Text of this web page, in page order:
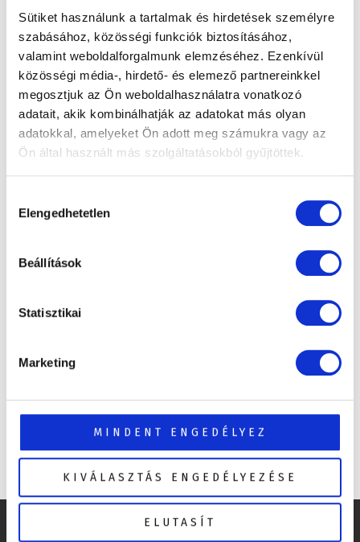
Sütiket használunk a tartalmak és hirdetések személyre
szabásához, közösségi funkciók biztosításához,
valamint weboldalforgalmunk elemzéséhez. Ezenkívül
közösségi média-, hirdető- és elemező partnereinkkel
megosztjuk az Ön weboldalhasználatra vonatkozó
adatait, akik kombinálhatják az adatokat más olyan
adatokkal, amelyeket Ön adott meg számukra vagy az
Ön által használt más szolgáltatásokból gyűjtöttek.
kiválasztása
Elengedhetetlen
Beállítások
Statisztikai
Marketing
MINDENT ENGEDÉLYEZ
KIVÁLASZTÁS ENGEDÉLYEZÉSE
ELUTASÍT
Pezsgő nyár, nyugodt tél
– Ezek a
masszázsmedencék
vásárlásán gondolkodik, sok szempont
a felszereltség, de ha tudjuk, mit…
READ MORE